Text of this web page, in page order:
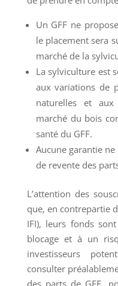
Un GFF ne
le placement sera
marché de la
La sylviculture est
aux variations de
naturelles et aux
marché du bois
santé du GFF.
Aucune garantie
de revente des
L’attention des
que, en contrepartie
IFI), leurs fonds
blocage et à un
investisseurs
consulter
des parts de GFF,